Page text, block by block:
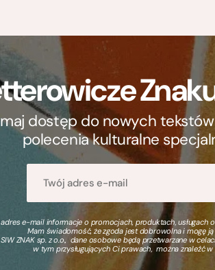
dostęp do nowych
polecenia kulturalne
e-mail informacje o promocjach, produktach, usługach
Mam świadomość, że zgoda jest dobrowolna i mogę
ZNAK sp. z o.o., dane osobowe będą przetwarzane w
w tym przysługujących Ci prawach, można znaleźć w